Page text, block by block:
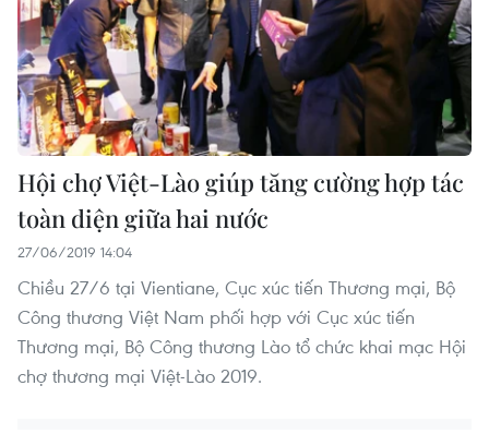
Hội chợ Việt-Lào giúp tăng cường hợp tác
toàn diện giữa hai nước
27/06/2019 14:04
Chiều 27/6 tại Vientiane, Cục xúc tiến Thương mại, Bộ
Công thương Việt Nam phối hợp với Cục xúc tiến
Thương mại, Bộ Công thương Lào tổ chức khai mạc Hội
chợ thương mại Việt-Lào 2019.